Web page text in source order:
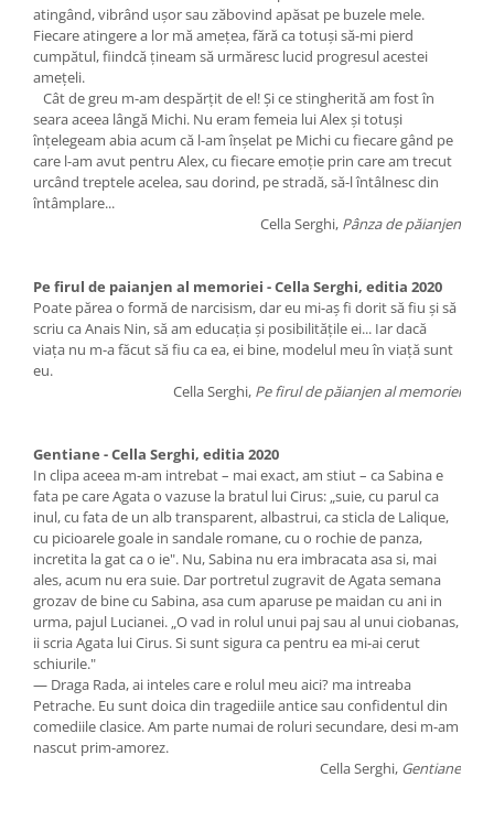
atingând, vibrând uşor sau zăbovind apăsat pe buzele mele.
Fiecare atingere a lor mă ameţea, fără ca totuşi să-mi pierd
cumpătul, fiindcă ţineam să urmăresc lucid progresul acestei
ameţeli.
Cât de greu m-am despărţit de el! Şi ce stingherită am fost în
seara aceea lângă Michi. Nu eram femeia lui Alex şi totuşi
înţelegeam abia acum că l-am înşelat pe Michi cu fiecare gând pe
care l-am avut pentru Alex, cu fiecare emoţie prin care am trecut
urcând treptele acelea, sau dorind, pe stradă, să-l întâlnesc din
întâmplare...
Cella Serghi, Pânza de păianjen
Pe firul de paianjen al memoriei - Cella Serghi, editia 2020
Poate părea o formă de narcisism, dar eu mi-aş fi dorit să fiu şi să
scriu ca Anais Nin, să am educaţia şi posibilităţile ei... Iar dacă
viaţa nu m-a făcut să fiu ca ea, ei bine, modelul meu în viaţă sunt
eu.
Cella Serghi, Pe firul de păianjen al memoriei
Gentiane - Cella Serghi, editia 2020
In clipa aceea m-am intrebat – mai exact, am stiut – ca Sabina e
fata pe care Agata o vazuse la bratul lui Cirus: „suie, cu parul ca
inul, cu fata de un alb transparent, albastrui, ca sticla de Lalique,
cu picioarele goale in sandale romane, cu o rochie de panza,
incretita la gat ca o ie". Nu, Sabina nu era imbracata asa si, mai
ales, acum nu era suie. Dar portretul zugravit de Agata semana
grozav de bine cu Sabina, asa cum aparuse pe maidan cu ani in
urma, pajul Lucianei. „O vad in rolul unui paj sau al unui ciobanas,
ii scria Agata lui Cirus. Si sunt sigura ca pentru ea mi-ai cerut
schiurile."
— Draga Rada, ai inteles care e rolul meu aici? ma intreaba
Petrache. Eu sunt doica din tragediile antice sau confidentul din
comediile clasice. Am parte numai de roluri secundare, desi m-am
nascut prim-amorez.
Cella Serghi, Gentiane